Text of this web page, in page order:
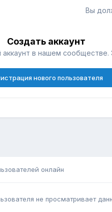
Вы
Создать аккаунт
аккаунт в нашем сообществе.
нового пользователя
онлайн
не просматривает